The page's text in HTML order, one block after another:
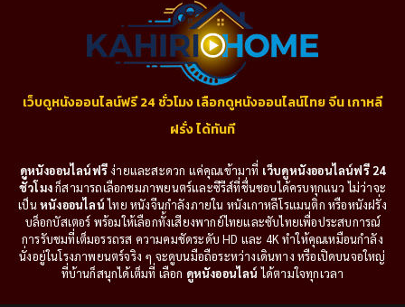
เว็บดูหนังออนไลน์ฟรี 24 ชั่วโมง เลือกดูหนังออนไลน์ไทย จีน เกาหลี
ฝรั่ง ได้ทันที
ดูหนังออนไลน์ฟรีง่ายและสะดวก แค่คุณเข้ามาที่ เว็บดูหนังออนไลน์ฟรี 24
ชั่วโมงก็สามารถเลือกชมภาพยนตร์และซีรีส์ที่ชื่นชอบได้ครบทุกแนว ไม่ว่าจะ
เป็นหนังออนไลน์ไทย หนังจีนกำลังภายใน หนังเกาหลีโรแมนติก หรือหนังฝรั่ง
บล็อกบัสเตอร์ พร้อมให้เลือกทั้งเสียงพากย์ไทยและซับไทยเพื่อประสบการณ์
การรับชมที่เต็มอรรถรส ความคมชัดระดับ HD และ 4K ทำให้คุณเหมือนกำลัง
นั่งอยู่ในโรงภาพยนตร์จริง ๆ จะดูบนมือถือระหว่างเดินทาง หรือเปิดบนจอใหญ่
ที่บ้านก็สนุกได้เต็มที่ เลือก ดูหนังออนไลน์ ได้ตามใจทุกเวลา